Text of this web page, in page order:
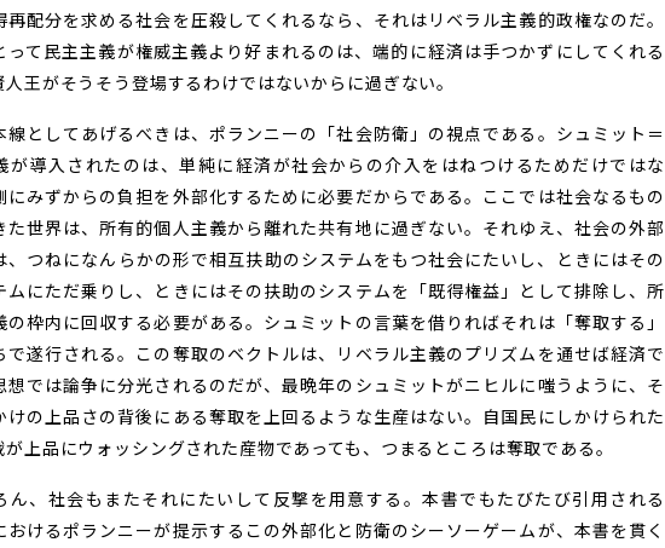
再配分を求める社会を圧殺してくれるなら、それはリベラル主義的政権なのだ。
って民主主義が権威主義より好まれるのは、端的に経済は手つかずにしてくれる
王がそうそう登場するわけではないからに過ぎない。
としてあげるべきは、ポランニーの「社会防衛」の視点である。シュミット＝
が導入されたのは、単純に経済が社会からの介入をはねつけるためだけではな
にみずからの負担を外部化するために必要だからである。ここでは社会なるもの
た世界は、所有的個人主義から離れた共有地に過ぎない。それゆえ、社会の外部
、つねになんらかの形で相互扶助のシステムをもつ社会にたいし、ときにはその
ムにただ乗りし、ときにはその扶助のシステムを「既得権益」として排除し、所
枠内に回収する必要がある。シュミットの言葉を借りればそれは「奪取する」
で遂行される。この奪取のベクトルは、リベラル主義のプリズムを通せば経済で
想では論争に分光されるのだが、最晩年のシュミットがニヒルに嗤うように、そ
けの上品さの背後にある奪取を上回るような生産はない。自国民にしかけられた
上品にウォッシングされた産物であっても、つまるところは奪取である。
、社会もまたそれにたいして反撃を用意する。本書でもたびたび引用される
おけるポランニーが提示するこの外部化と防衛のシーソーゲームが、本書を貫く